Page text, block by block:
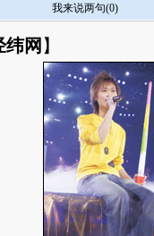
我来说两句(0)
纬网 】